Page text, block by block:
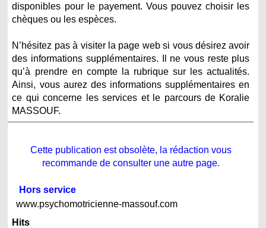
disponibles pour le payement. Vous pouvez choisir les
chèques ou les espèces.
N’hésitez pas à visiter la page web si vous désirez avoir
des informations supplémentaires. Il ne vous reste plus
qu’à prendre en compte la rubrique sur les actualités.
Ainsi, vous aurez des informations supplémentaires en
ce qui concerne les services et le parcours de Koralie
MASSOUF.
Cette publication est obsolète, la rédaction vous
recommande de consulter une autre page.
Hors service
www.psychomotricienne-massouf.com
Hits